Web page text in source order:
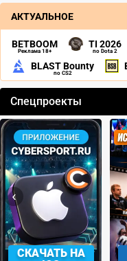
АКТУАЛЬНОЕ
BETBOOM
Реклама 18+
TI 2026
по Dota 2
BLAST Bounty
по CS2
Спецпроекты
СКАЧАТЬ НА
‹